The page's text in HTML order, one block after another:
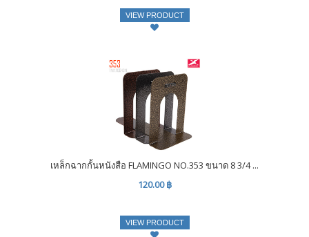
VIEW PRODUCT
เหล็กฉากกั้นหนังสือ FLAMINGO NO.353 ขนาด 8 3/4 ...
120.00 ฿
VIEW PRODUCT